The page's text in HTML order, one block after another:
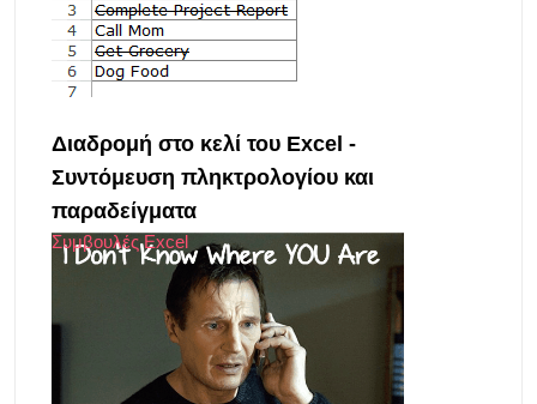
Διαδρομή στο κελί του Excel -
Συντόμευση πληκτρολογίου και
παραδείγματα
Συμβουλές Excel